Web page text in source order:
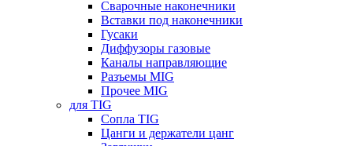
Сварочные наконечники
Вставки под наконечники
Гусаки
Диффузоры газовые
Каналы направляющие
Разъемы MIG
Прочее MIG
для TIG
Сопла TIG
Цанги и держатели цанг